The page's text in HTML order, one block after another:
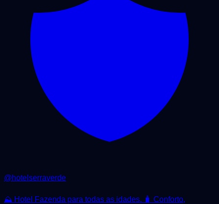
@hotelserraverde
⛰ Hotel Fazenda para todas as idades. 🧳 Conforto,